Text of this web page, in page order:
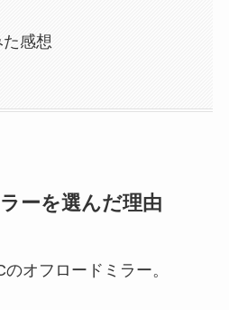
感想
ーを選んだ理由
オフロードミラー。